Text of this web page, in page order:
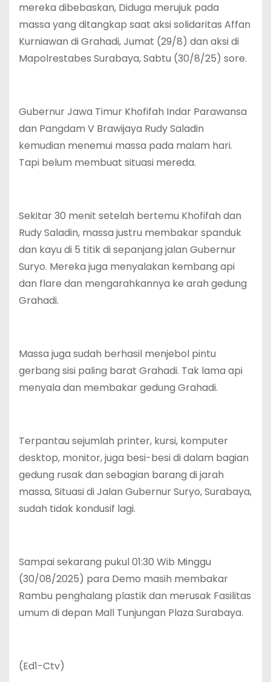
mereka dibebaskan, Diduga merujuk pada
massa yang ditangkap saat aksi solidaritas Affan
Kurniawan di Grahadi, Jumat (29/8) dan aksi di
Mapolrestabes Surabaya, Sabtu (30/8/25) sore.
Gubernur Jawa Timur Khofifah Indar Parawansa
dan Pangdam V Brawijaya Rudy Saladin
kemudian menemui massa pada malam hari.
Tapi belum membuat situasi mereda.
Sekitar 30 menit setelah bertemu Khofifah dan
Rudy Saladin, massa justru membakar spanduk
dan kayu di 5 titik di sepanjang jalan Gubernur
Suryo. Mereka juga menyalakan kembang api
dan flare dan mengarahkannya ke arah gedung
Grahadi.
Massa juga sudah berhasil menjebol pintu
gerbang sisi paling barat Grahadi. Tak lama api
menyala dan membakar gedung Grahadi.
Terpantau sejumlah printer, kursi, komputer
desktop, monitor, juga besi-besi di dalam bagian
gedung rusak dan sebagian barang di jarah
massa, Situasi di Jalan Gubernur Suryo, Surabaya,
sudah tidak kondusif lagi.
Sampai sekarang pukul 01:30 Wib Minggu
(30/08/2025) para Demo masih membakar
Rambu penghalang plastik dan merusak Fasilitas
umum di depan Mall Tunjungan Plaza Surabaya.
(Ed1-Ctv)